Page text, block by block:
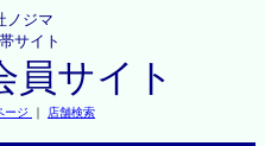
ノジマ
サイト
員サイト
ージ ｜ 店舗検索